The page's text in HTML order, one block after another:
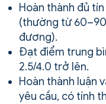
Hoàn thành đủ
(thường từ
đương).
Đạt điểm trung
2.5/4.0 trở lên.
Hoàn thành luận
yêu cầu, có tính